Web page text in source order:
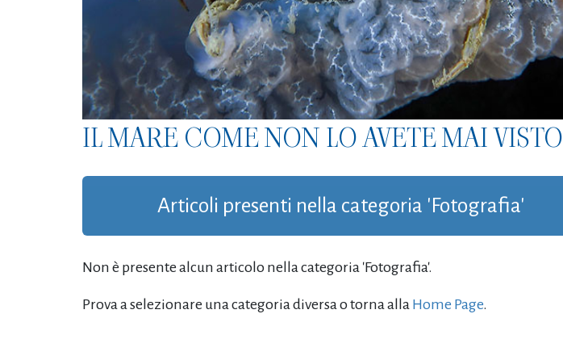
IL MARE COME NON LO AVETE MAI VISTO
Articoli presenti nella categoria 'Fotografia'
Non è presente alcun articolo nella categoria 'Fotografia'.
Prova a selezionare una categoria diversa o torna alla Home Page.